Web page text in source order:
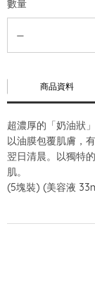
數量
商品資料
超濃厚的「奶油狀
以油膜包覆肌膚，
翌日清晨。以獨特
肌。
(5塊裝) (美容液